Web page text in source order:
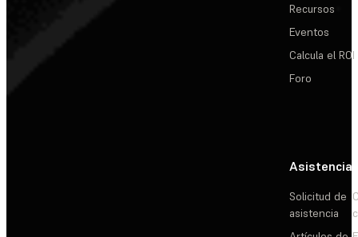
Recursos
Eventos
Calcula el ROI
Foro
Asistencia
Solicitud de
asistencia